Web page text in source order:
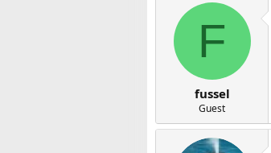
F
fussel
Guest